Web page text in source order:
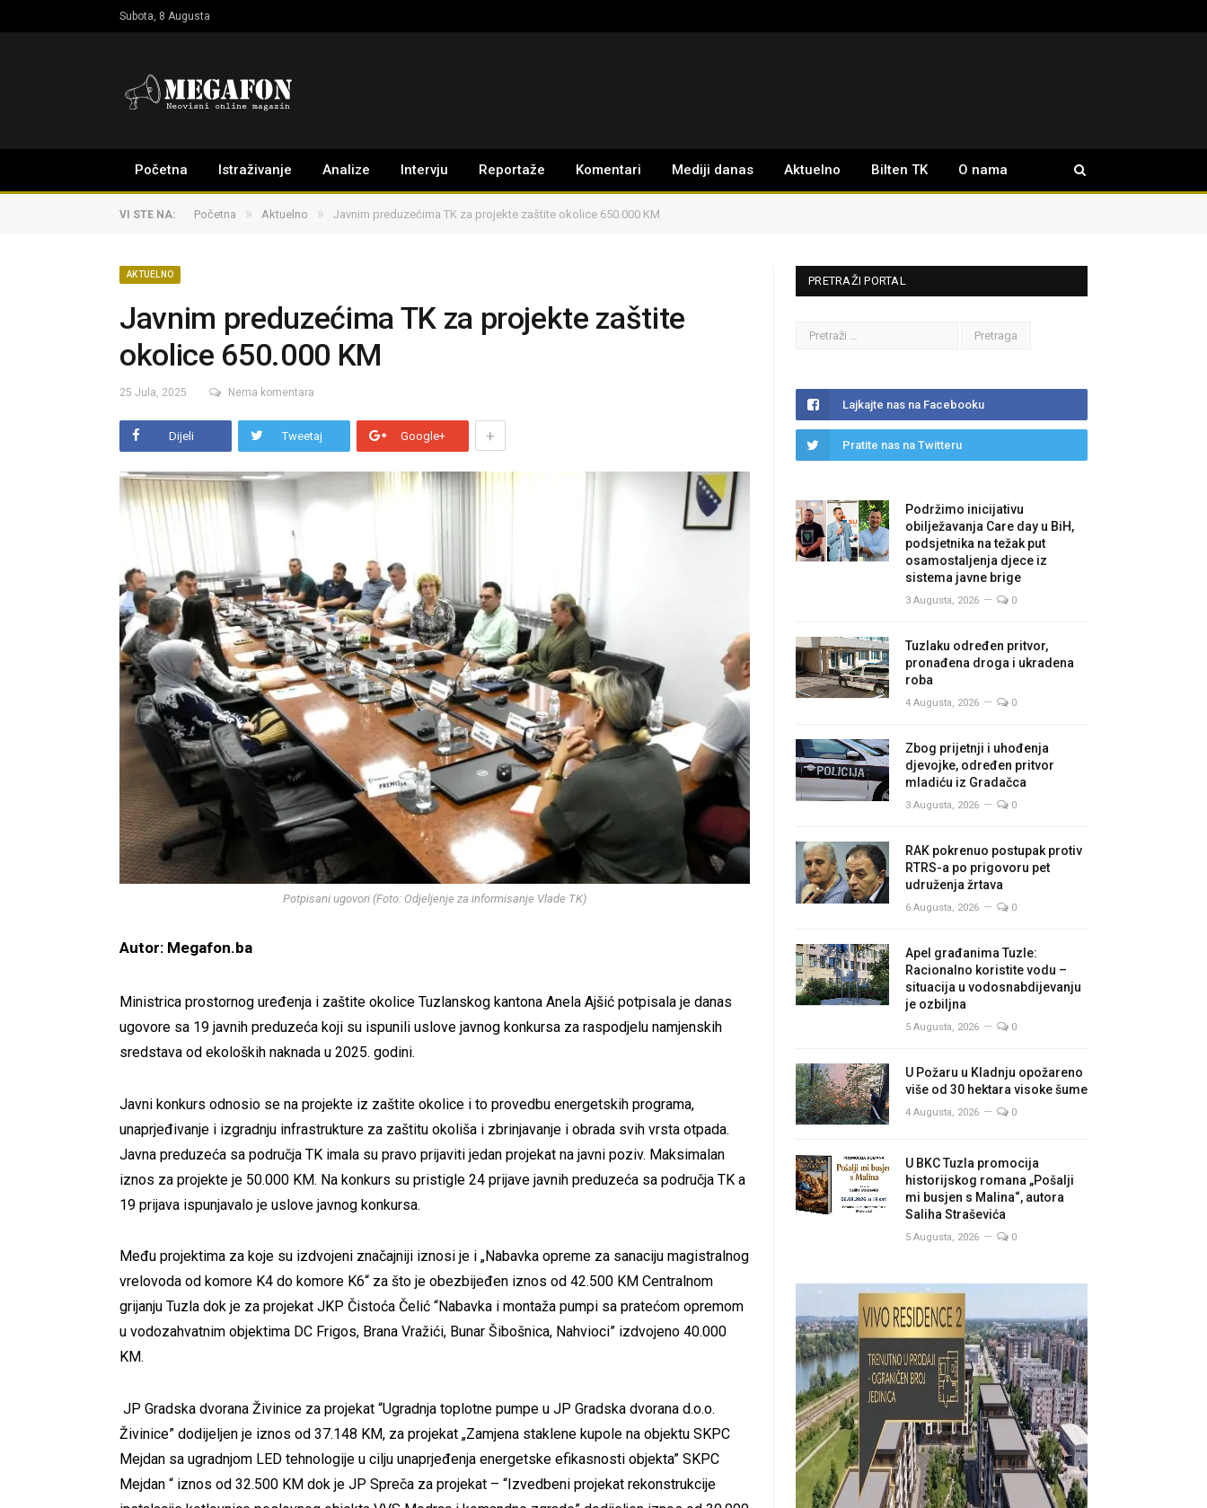
Subota, 8 Augusta
Početna Istraživanje Analize Intervju Reportaže Komentari Mediji danas Aktuelno Bilten TK O nama
VI STE NA: Početna » Aktuelno » Javnim preduzećima TK za projekte zaštite okolice 650.000 KM
AKTUELNO
Javnim preduzećima TK za projekte zaštite
okolice 650.000 KM
25 Jula, 2025 Nema komentara
Dijeli Tweetaj Google+ +
Potpisani ugovori (Foto: Odjeljenje za informisanje Vlade TK)
Autor: Megafon.ba
Ministrica prostornog uređenja i zaštite okolice Tuzlanskog kantona Anela Ajšić potpisala je danas
ugovore sa 19 javnih preduzeća koji su ispunili uslove javnog konkursa za raspodjelu namjenskih
sredstava od ekoloških naknada u 2025. godini.
Javni konkurs odnosio se na projekte iz zaštite okolice i to provedbu energetskih programa,
unaprjeđivanje i izgradnju infrastrukture za zaštitu okoliša i zbrinjavanje i obrada svih vrsta otpada.
Javna preduzeća sa područja TK imala su pravo prijaviti jedan projekat na javni poziv. Maksimalan
iznos za projekte je 50.000 KM. Na konkurs su pristigle 24 prijave javnih preduzeća sa područja TK a
19 prijava ispunjavalo je uslove javnog konkursa.
Među projektima za koje su izdvojeni značajniji iznosi je i „Nabavka opreme za sanaciju magistralnog
vrelovoda od komore K4 do komore K6“ za što je obezbijeđen iznos od 42.500 KM Centralnom
grijanju Tuzla dok je za projekat JKP Čistoća Čelić “Nabavka i montaža pumpi sa pratećom opremom
u vodozahvatnim objektima DC Frigos, Brana Vražići, Bunar Šibošnica, Nahvioci” izdvojeno 40.000
KM.
JP Gradska dvorana Živinice za projekat “Ugradnja toplotne pumpe u JP Gradska dvorana d.o.o.
Živinice” dodijeljen je iznos od 37.148 KM, za projekat „Zamjena staklene kupole na objektu SKPC
Mejdan sa ugradnjom LED tehnologije u cilju unaprjeđenja energetske efikasnosti objekta” SKPC
Mejdan “ iznos od 32.500 KM dok je JP Spreča za projekat – “Izvedbeni projekat rekonstrukcije
PRETRAŽI PORTAL
Lajkajte nas na Facebooku
Pratite nas na Twitteru
Podržimo inicijativu
obilježavanja Care day u BiH,
podsjetnika na težak put
osamostaljenja djece iz
sistema javne brige
3 Augusta, 2026 0
Tuzlaku određen pritvor,
pronađena droga i ukradena
roba
4 Augusta, 2026 0
Zbog prijetnji i uhođenja
djevojke, određen pritvor
mladiću iz Gradačca
3 Augusta, 2026 0
RAK pokrenuo postupak protiv
RTRS-a po prigovoru pet
udruženja žrtava
6 Augusta, 2026 0
Apel građanima Tuzle:
Racionalno koristite vodu –
situacija u vodosnabdijevanju
je ozbiljna
5 Augusta, 2026 0
U Požaru u Kladnju opožareno
više od 30 hektara visoke šume
4 Augusta, 2026 0
U BKC Tuzla promocija
historijskog romana „Pošalji
mi busjen s Malina“, autora
Saliha Straševića
5 Augusta, 2026 0